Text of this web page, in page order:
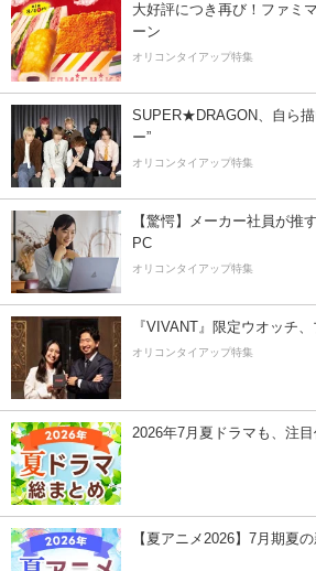
大好評につき再び！ファミ
ーン
オリコンタイアップ特集
SUPER★DRAGON、自ら描
ー”
オリコンタイアップ特集
【驚愕】メーカー社員が推
PC
オリコンタイアップ特集
『VIVANT』限定ウオッチ
オリコンタイアップ特集
2026年7月夏ドラマも、注
【夏アニメ2026】7月期夏